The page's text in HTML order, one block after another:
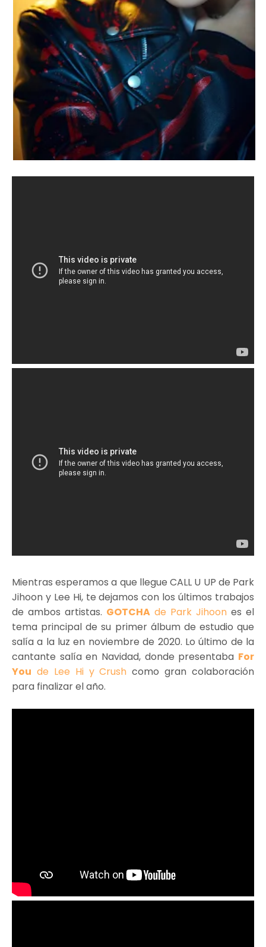
Mientras esperamos a que llegue CALL U UP de Park
Jihoon y Lee Hi, te dejamos con los últimos trabajos
de ambos artistas. GOTCHA de Park Jihoon es el
tema principal de su primer álbum de estudio que
salía a la luz en noviembre de 2020. Lo último de la
cantante salía en Navidad, donde presentaba For
You de Lee Hi y Crush como gran colaboración
para finalizar el año.